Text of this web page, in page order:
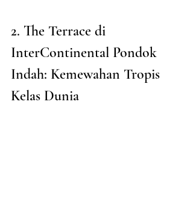
2. The Terrace di
InterContinental Pondok
Indah: Kemewahan Tropis
Kelas Dunia